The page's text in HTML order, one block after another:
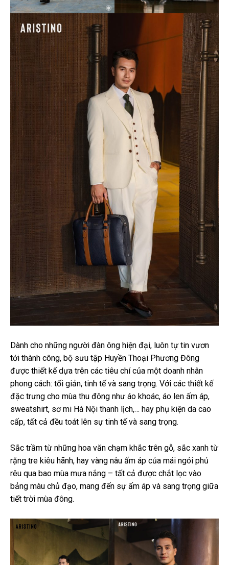
Dành cho những người đàn ông hiện đại, luôn tự tin vươn
tới thành công, bộ sưu tập Huyền Thoại Phương Đông
được thiết kế dựa trên các tiêu chí của một doanh nhân
phong cách: tối giản, tinh tế và sang trọng. Với các thiết kế
đặc trưng cho mùa thu đông như áo khoác, áo len ấm áp,
sweatshirt, sơ mi Hà Nội thanh lịch,… hay phụ kiện da cao
cấp, tất cả đều toát lên sự tinh tế và sang trọng.
Sắc trầm từ những hoa văn chạm khắc trên gỗ, sắc xanh từ
rặng tre kiêu hãnh, hay vàng nâu ấm áp của mái ngói phủ
rêu qua bao mùa mưa nắng – tất cả được chắt lọc vào
bảng màu chủ đạo, mang đến sự ấm áp và sang trọng giữa
tiết trời mùa đông.